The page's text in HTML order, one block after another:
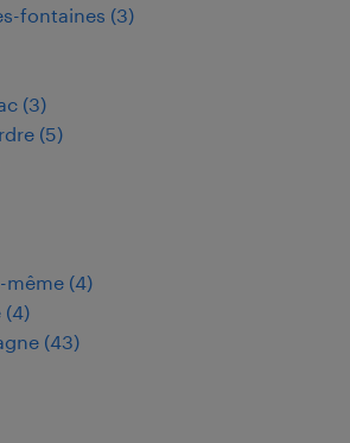
fontaines (3)
(3)
(5)
même (4)
(4)
(43)